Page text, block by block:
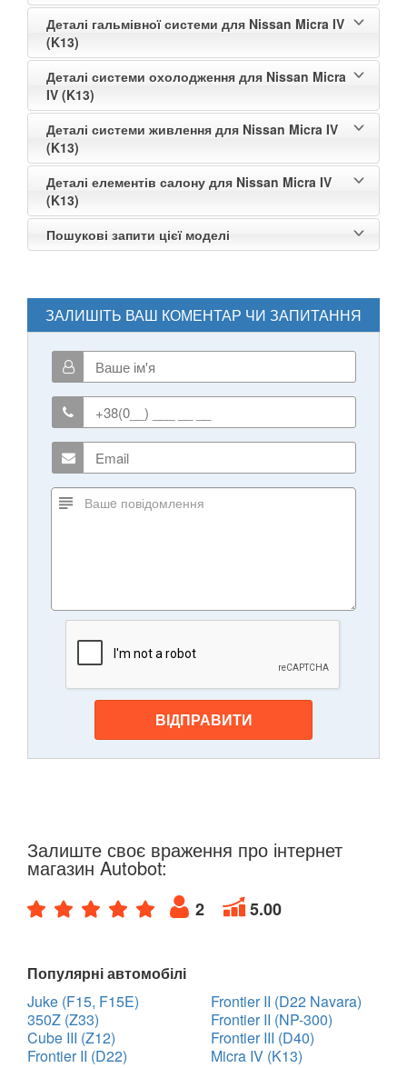
Деталі гальмівної системи для Nissan Micra IV
(K13)
Деталі системи охолодження для Nissan Micra
IV (K13)
Деталі системи живлення для Nissan Micra IV
(K13)
Деталі елементів салону для Nissan Micra IV
(K13)
Пошукові запити цієї моделі
ЗАЛИШІТЬ ВАШ КОМЕНТАР ЧИ ЗАПИТАННЯ
ВІДПРАВИТИ
Залиште своє враження про інтернет
магазин Autobot:
2 5.00
Популярні автомобілі
Juke (F15, F15E)
350Z (Z33)
Cube III (Z12)
Frontier II (D22)
Frontier II (D22 Navara)
Frontier II (NP-300)
Frontier III (D40)
Micra IV (K13)